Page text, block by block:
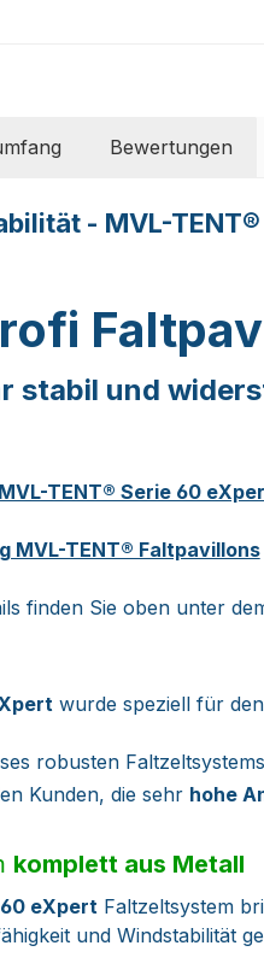
Bewertungen
- MVL-
stabil und
TENT® Serie 60
MVL-TENT® Faltpavillons
finden Sie oben unter
wurde speziell für
robusten
Kunden, die sehr hohe
komplett aus Metall
eXpert Faltzeltsystem
und Windstabilität